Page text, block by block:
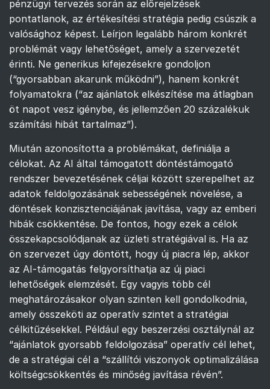
pénzügyi tervezés során az előrejelzések
pontatlanok, az értékesítési stratégia pedig csúszik a
valósághoz képest. Leírjon legalább három konkrét
problémát vagy lehetőséget, amely a szervezetét
érinti. Ne generikus kifejezésekre gondoljon
(“gyorsabban akarunk működni”), hanem konkrét
folyamatokra (“az ajánlatok elkészítése ma átlagban
öt napot vesz igénybe, és jellemzően 20 százalékuk
számítási hibát tartalmaz”).
Miután azonosította a problémákat, definiálja a
célokat. Az AI által támogatott döntéstámogató
rendszer bevezetésének céljai között szerepelhet az
adatok feldolgozásának sebességének növelése, a
döntések konzisztenciájának javítása, vagy az emberi
hibák csökkentése. De fontos, hogy ezek a célok
összekapcsolódjanak az üzleti stratégiával is. Ha az
ön szervezet úgy döntött, hogy új piacra lép, akkor
az AI-támogatás felgyorsíthatja az új piaci
lehetőségek elemzését. Egy vagyis több cél
meghatározásakor olyan szinten kell gondolkodnia,
amely összeköti az operatív szintet a stratégiai
célkitűzésekkel. Például egy beszerzési osztálynál az
“ajánlatok gyorsabb feldolgozása” operatív cél lehet,
de a stratégiai cél a “szállítói viszonyok optimalizálása
költségcsökkentés és minőség javítása révén”.